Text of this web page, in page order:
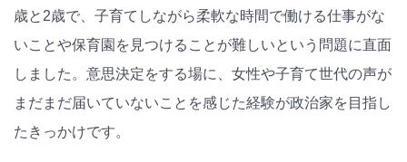
歳と2歳で、子育てしながら柔軟な時間で働ける仕事がな
いことや保育園を見つけることが難しいという問題に直面
しました。意思決定をする場に、女性や子育て世代の声が
まだまだ届いていないことを感じた経験が政治家を目指し
たきっかけです。